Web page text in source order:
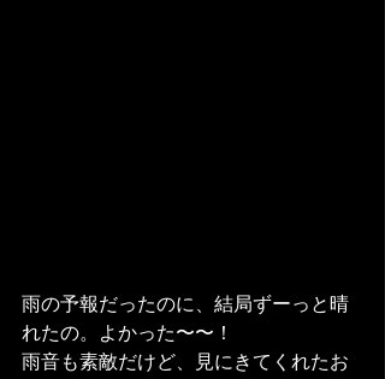
雨の予報だったのに、結局ずーっと晴
れたの。よかった〜〜！
雨音も素敵だけど、見にきてくれたお